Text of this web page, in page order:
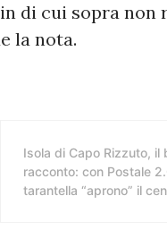
di cui sopra non
la nota.
Isola di Capo Rizzuto, il
racconto: con Postale
tarantella “aprono” il